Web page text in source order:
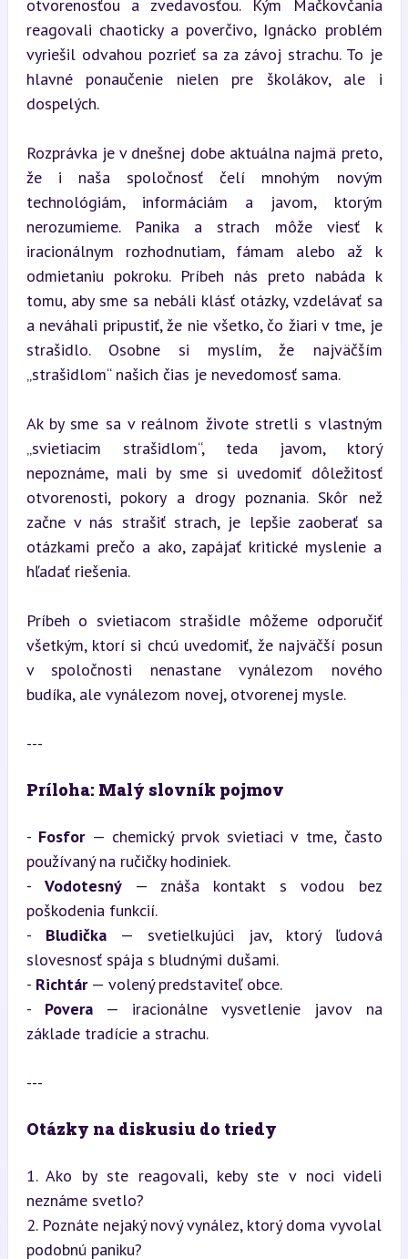
otvorenosťou a zvedavosťou. Kým Mačkovčania
reagovali chaoticky a poverčivo, Ignácko problém
vyriešil odvahou pozrieť sa za závoj strachu. To je
hlavné ponaučenie nielen pre školákov, ale i
dospelých.
Rozprávka je v dnešnej dobe aktuálna najmä preto,
že i naša spoločnosť čelí mnohým novým
technológiám, informáciám a javom, ktorým
nerozumieme. Panika a strach môže viesť k
iracionálnym rozhodnutiam, fámam alebo až k
odmietaniu pokroku. Príbeh nás preto nabáda k
tomu, aby sme sa nebáli klásť otázky, vzdelávať sa
a neváhali pripustiť, že nie všetko, čo žiari v tme, je
strašidlo. Osobne si myslím, že najväčším
„strašidlom“ našich čias je nevedomosť sama.
Ak by sme sa v reálnom živote stretli s vlastným
„svietiacim strašidlom“, teda javom, ktorý
nepoznáme, mali by sme si uvedomiť dôležitosť
otvorenosti, pokory a drogy poznania. Skôr než
začne v nás strašiť strach, je lepšie zaoberať sa
otázkami prečo a ako, zapájať kritické myslenie a
hľadať riešenia.
Príbeh o svietiacom strašidle môžeme odporučiť
všetkým, ktorí si chcú uvedomiť, že najväčší posun
v spoločnosti nenastane vynálezom nového
budíka, ale vynálezom novej, otvorenej mysle.
---
Príloha: Malý slovník pojmov
- Fosfor — chemický prvok svietiaci v tme, často
používaný na ručičky hodiniek.
- Vodotesný — znáša kontakt s vodou bez
poškodenia funkcií.
- Bludička — svetielkujúci jav, ktorý ľudová
slovesnosť spája s bludnými dušami.
- Richtár — volený predstaviteľ obce.
- Povera — iracionálne vysvetlenie javov na
základe tradície a strachu.
---
Otázky na diskusiu do triedy
1. Ako by ste reagovali, keby ste v noci videli
neznáme svetlo?
2. Poznáte nejaký nový vynález, ktorý doma vyvolal
podobnú paniku?